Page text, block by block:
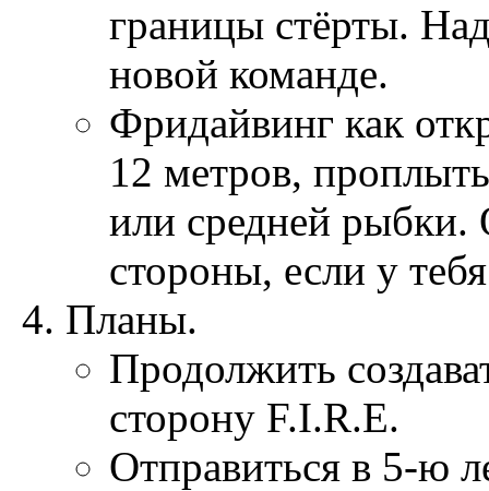
границы стёрты.
новой команде.
Фридайвинг как
12 метров,
или средней рыбки.
стороны, если у
Планы.
Продолжить
сторону F.I.R.E.
Отправиться в 5-ю